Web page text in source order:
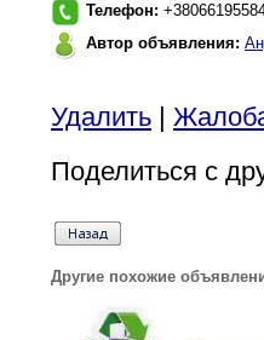
Телефон:
Автор объявления:
Удалить |
Поделиться с
Другие похожие